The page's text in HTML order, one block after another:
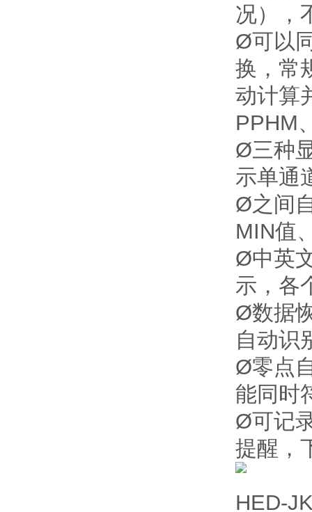
况），
Ø可以
换，常
动计算
PPHM
Ø三种
示单通
Ø之间
MIN值
Ø中英
示，各
Ø数据
自动识
Ø零点
能同时
Ø可记
提醒，
HED-